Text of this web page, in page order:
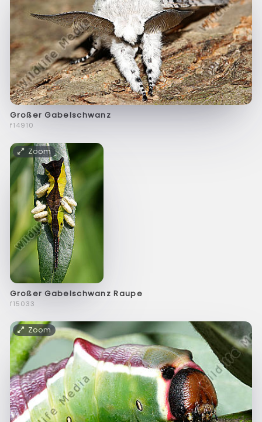
Großer Gabelschwanz
f14910
Zoom
Großer Gabelschwanz Raupe
f15033
Zoom